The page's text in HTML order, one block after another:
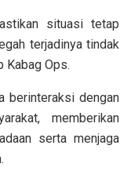
situasi tetap
terjadinya tindak
Kabag Ops.
berinteraksi dengan
memberikan
serta menjaga